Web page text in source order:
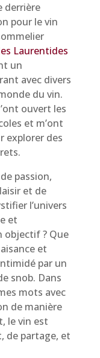
derrière
pour le vin
Laurentides
un
avec divers
du vin.
ouvert les
et m’ont
explorer des
passion,
et de
l’univers
et
objectif ? Que
et
par un
snob. Dans
mots avec
de manière
le vin est
de partage, et